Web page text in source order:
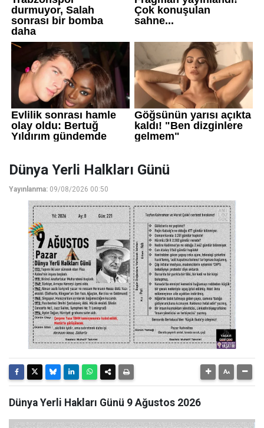
Dünya Yerli Halkları Günü
Yayınlanma: 09/08/2026 00:50
Dünya Yerli Hakları Günü 9 Ağustos 2026